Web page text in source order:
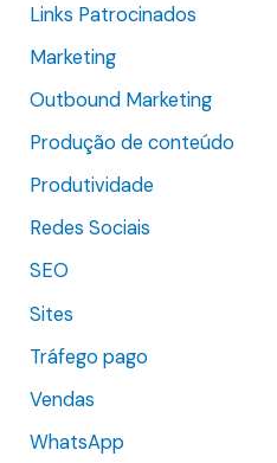
Links Patrocinados
Marketing
Outbound Marketing
Produção de conteúdo
Produtividade
Redes Sociais
SEO
Sites
Tráfego pago
Vendas
WhatsApp